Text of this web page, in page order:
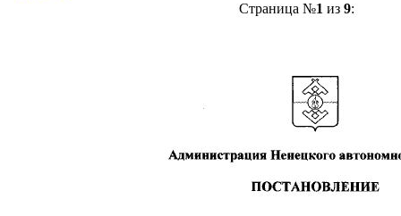
Страница №1 из 9: